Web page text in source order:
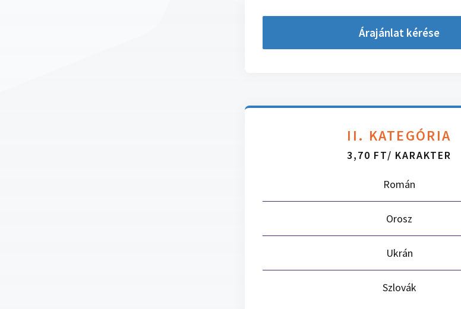
Árajánlat kérése
II. KATEGÓRIA
3,70 FT/ KARAKTER
Román
Orosz
Ukrán
Szlovák